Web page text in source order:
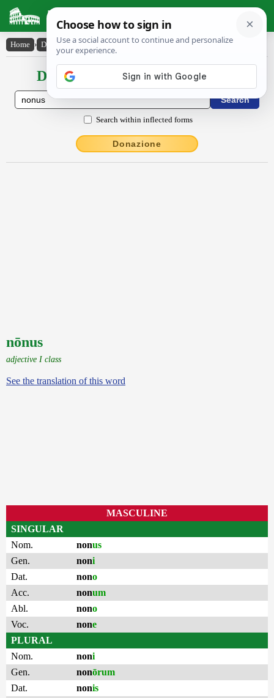
Latin Dictionary
Home › Declensions / Conjugations › nōnus
Declensions / Conjugations latin
Search within inflected forms
Donazione
nōnus
adjective I class
See the translation of this word
MASCULINE
SINGULAR
Nom.
nonus
Gen.
noni
Dat.
nono
Acc.
nonum
Abl.
nono
Voc.
none
PLURAL
Nom.
noni
Gen.
nonōrum
Dat.
nonis